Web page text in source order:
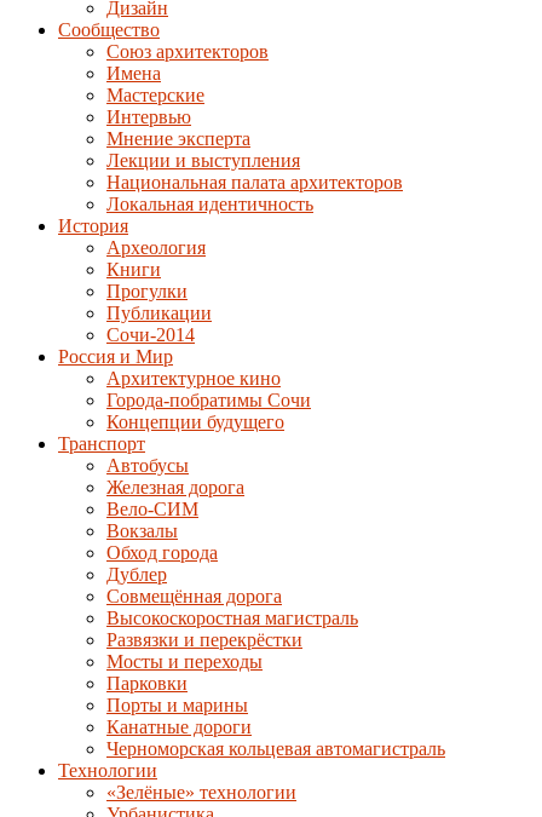
Дизайн
Сообщество
Союз архитекторов
Имена
Мастерские
Интервью
Мнение эксперта
Лекции и выступления
Национальная палата архитекторов
Локальная идентичность
История
Археология
Книги
Прогулки
Публикации
Сочи-2014
Россия и Мир
Архитектурное кино
Города-побратимы Сочи
Концепции будущего
Транспорт
Автобусы
Железная дорога
Вело-СИМ
Вокзалы
Обход города
Дублер
Совмещённая дорога
Высокоскоростная магистраль
Развязки и перекрёстки
Мосты и переходы
Парковки
Порты и марины
Канатные дороги
Черноморская кольцевая автомагистраль
Технологии
«Зелёные» технологии